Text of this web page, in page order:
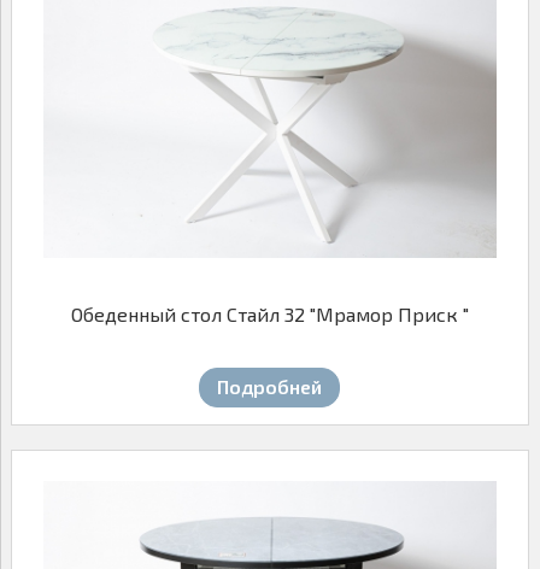
Обеденный стол Стайл 32 "Мрамор Приск "
Подробней